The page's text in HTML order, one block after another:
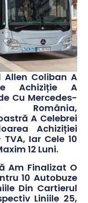
Allen Coliban A
Achiziție A
Cu Mercedes-
România,
A Celebrei
Achiziției
TVA, Iar Cele 10
12 Luni.
Am Finalizat O
10 Autobuze
Din Cartierul
Liniile 25,